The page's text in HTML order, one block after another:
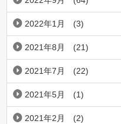
2022年1月 (3)
2021年8月 (21)
2021年7月 (22)
2021年5月 (1)
2021年2月 (2)